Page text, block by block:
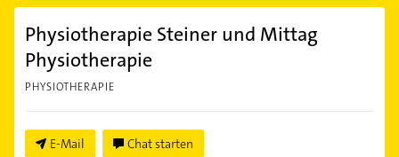
Physiotherapie Steiner und Mittag
Physiotherapie
PHYSIOTHERAPIE
E-Mail Chat starten